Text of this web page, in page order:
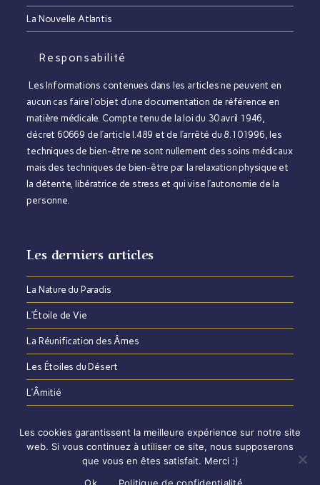
La Nouvelle Atlantis
Responsabilité
Les Informations contenues dans les articles ne peuvent en
aucun cas faire l’objet d’une documentation de référence en
matière médicale. Compte tenu de la loi du 30 avril 1946,
décret 60669 de l’article l.489 et de l’arrêté du 8.101996, les
techniques de bien-être ne sont nullement des soins médicaux
mais des techniques de bien-être par la relaxation physique et
la détente, libératrice de stress et qui vise l’autonomie de la
personne.
Les derniers articles
La Nature du Paradis​
L’Étoile de Vie
La Réunification des Âmes
Les Étoiles du Désert
L’Âmitié
Mentions légales Politique de confidentialité
Les cookies garantissent la meilleure expérience sur notre site
web. Si vous continuez à utiliser ce site, nous supposerons
que vous en êtes satisfait. Merci :)
Ok
Politique de confidentialité